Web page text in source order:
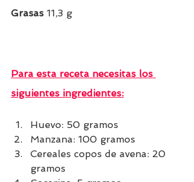
Grasas 11,3 g
Para esta receta necesitas los
siguientes ingredientes:
Huevo: 50 gramos
Manzana: 100 gramos
Cereales copos de avena: 20
gramos